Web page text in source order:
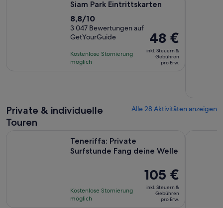
Siam Park Eintrittskarten
8.8
von
10,
basierend
auf
8,8/10
3 047 Bewertungen auf
GetYourGuide
Kostenlose Stornierung
möglich
Der
Preis
beträgt
48 €
48 €
inkl. Steuern &
Gebühren
pro Erw.
Private & individuelle
Touren
Alle 28 Aktivitäten anzeigen
Teneriffa: Private
Surfstunde Fang deine Welle
Kostenlose Stornierung
möglich
Der
Preis
beträgt
105 €
105 €
inkl. Steuern &
Gebühren
pro Erw.